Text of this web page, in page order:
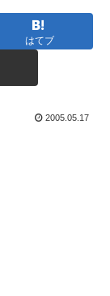
はてブ
2005.05.17